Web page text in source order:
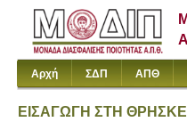
Αρχή ΣΔΠ ΑΠΘ
ΕΙΣΑΓΩΓΗ ΣΤΗ